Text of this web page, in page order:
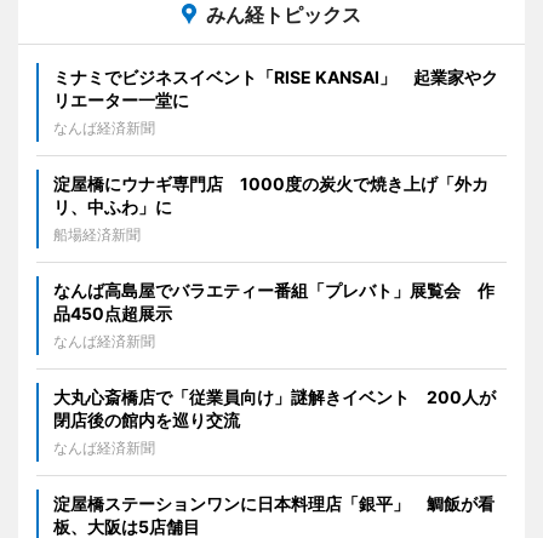
みん経トピックス
ミナミでビジネスイベント「RISE KANSAI」 起業家やク
リエーター一堂に
なんば経済新聞
淀屋橋にウナギ専門店 1000度の炭火で焼き上げ「外カ
リ、中ふわ」に
船場経済新聞
なんば高島屋でバラエティー番組「プレバト」展覧会 作
品450点超展示
なんば経済新聞
大丸心斎橋店で「従業員向け」謎解きイベント 200人が
閉店後の館内を巡り交流
なんば経済新聞
淀屋橋ステーションワンに日本料理店「銀平」 鯛飯が看
板、大阪は5店舗目